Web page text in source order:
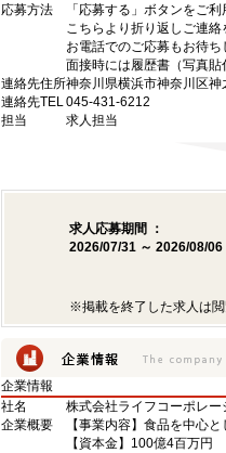
応募方法
「応募する」ボタンをご利
こちらより折り返しご連絡
お電話でのご応募もお待ち
面接時には履歴書（写真貼
連絡先住所神奈川県横浜市神奈川区神
連絡先TEL045-431-6212
担当
求人担当
求人応募期間 ：
2026/07/31 ～ 2026/08/06
※掲載を終了した求人は閲
企業情報
社名
株式会社ライフコーポレー
企業概要
【事業内容】食品を中心
【資本金】100億4百万円